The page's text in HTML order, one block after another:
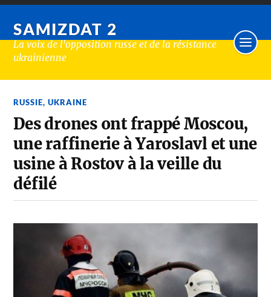
SAMIZDAT 2
La voix de l'opposition russe et de la résistance
ukrainienne
RUSSIE,UKRAINE
Des drones ont frappé Moscou,
une raffinerie à Yaroslavl et une
usine à Rostov à la veille du
défilé